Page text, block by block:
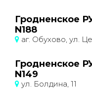
Гродненское
N188
аг. Обухово, ул.
Гродненское
N149
ул. Болдина, 11